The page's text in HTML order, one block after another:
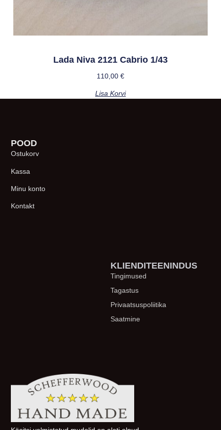
Lada Niva 2121 Cabrio 1/43
110,00 €
Lisa Korvi
KLIENDITEENINDUS
Tingimused
Tagastus
Privaatsuspoliitika
Saatmine
POOD
Ostukorv
Kassa
Minu konto
Kontakt